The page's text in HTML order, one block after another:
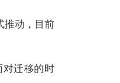
推动，目前
对迁移的时